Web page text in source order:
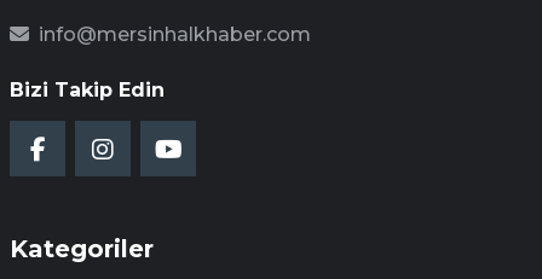
info@mersinhalkhaber.com
Bizi Takip Edin
Kategoriler